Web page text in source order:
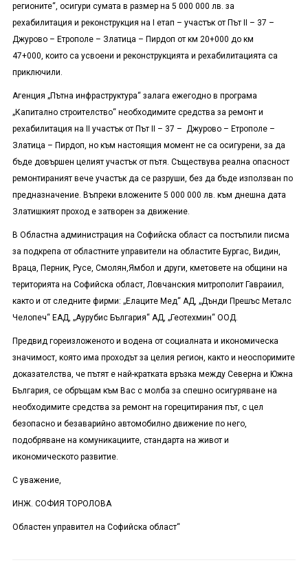
регионите“, осигури сумата в размер на 5 000 000 лв. за
рехабилитация и реконструкция на I етап – участък от Път ІІ – 37 –
Джурово – Етрополе – Златица – Пирдоп от км 20+000 до км
47+000, които са усвоени и реконструкцията и рехабилитацията са
приключили.
Агенция „Пътна инфраструктура“ залага ежегодно в програма
„Капитално строителство“ необходимите средства за ремонт и
рехабилитация на II участък от Път ІІ – 37 – Джурово – Етрополе –
Златица – Пирдоп, но към настоящия момент не са осигурени, за да
бъде довършен целият участък от пътя. Съществува реална опасност
ремонтираният вече участък да се разруши, без да бъде използван по
предназначение. Въпреки вложените 5 000 000 лв. към днешна дата
Златишкият проход е затворен за движение.
В Областна администрация на Софийска област са постъпили писма
за подкрепа от областните управители на областите Бургас, Видин,
Враца, Перник, Русе, Смолян,Ямбол и други, кметовете на общини на
територията на Софийска област, Ловчанския митрополит Гавраиил,
както и от следните фирми: „Елаците Мед“ АД, „Дънди Прешъс Металс
Челопеч“ ЕАД, „Аурубис България“ АД, „Геотехмин“ ООД.
Предвид гореизложеното и водена от социалната и икономическа
значимост, която има проходът за целия регион, както и неоспоримите
доказателства, че пътят е най-кратката връзка между Северна и Южна
България, се обръщам към Вас с молба за спешно осигуряване на
необходимите средства за ремонт на горецитирания път, с цел
безопасно и безаварийно автомобилно движение по него,
подобряване на комуникациите, стандарта на живот и
икономическото развитие.
С уважение,
ИНЖ. СОФИЯ ТОРОЛОВА
Областен управител на Софийска област“